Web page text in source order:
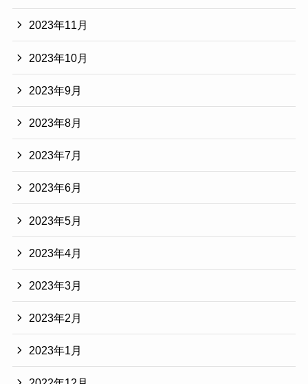
2023年11月
2023年10月
2023年9月
2023年8月
2023年7月
2023年6月
2023年5月
2023年4月
2023年3月
2023年2月
2023年1月